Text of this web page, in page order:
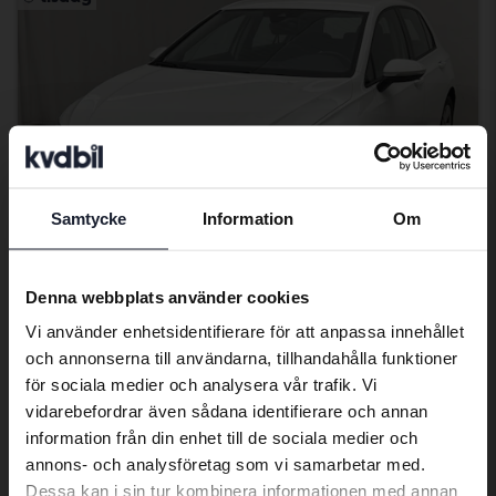
Samtycke Information Om
Denna webbplats använder cookies
Vi använder enhetsidentifierare för att anpassa innehållet
och annonserna till användarna, tillhandahålla funktioner
för sociala medier och analysera vår trafik. Vi
vidarebefordrar även sådana identifierare och annan
information från din enhet till de sociala medier och
annons- och analysföretag som vi samarbetar med.
Dessa kan i sin tur kombinera informationen med annan
Testad
Volkswagen Golf
VIII TGI 5dr
2023
7 086 mil
Gas
Åkersberga (Runö)
Utgångspris 79 000 kr
Preferred language
We have detected that your browser
Swedish. To better service our friends
abroad we have an English language
site (kvdcars.com) that contains all the
same vehicles and services.